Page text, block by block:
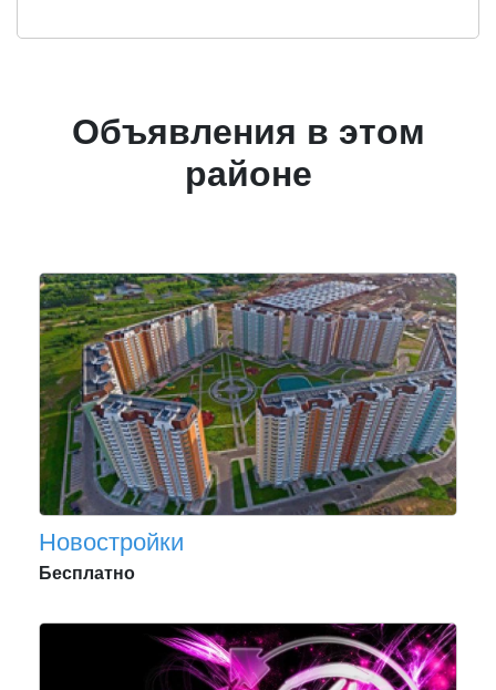
Объявления в этом
районе
Новостройки
Бесплатно